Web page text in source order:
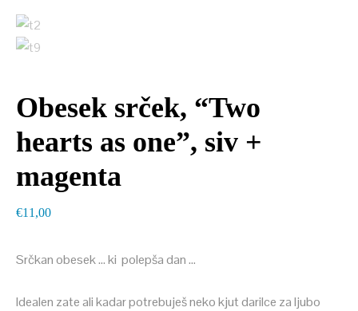
Obesek srček, “Two
hearts as one”, siv +
magenta
€11,00
Srčkan obesek … ki polepša dan …
Idealen zate ali kadar potrebuješ neko kjut darilce za ljubo